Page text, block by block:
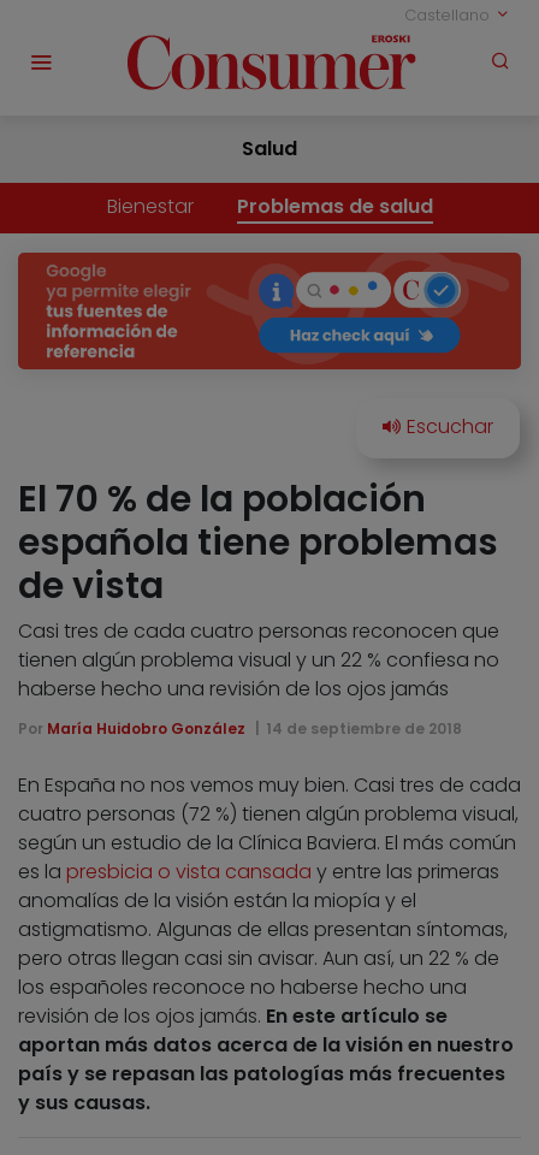
Castellano
Salud
Bienestar Problemas de salud
El 70 % de la población
española tiene problemas
de vista
Casi tres de cada cuatro personas reconocen que
tienen algún problema visual y un 22 % confiesa no
haberse hecho una revisión de los ojos jamás
Por María Huidobro González 14 de septiembre de 2018
En España no nos vemos muy bien. Casi tres de cada
cuatro personas (72 %) tienen algún problema visual,
según un estudio de la Clínica Baviera. El más común
es la presbicia o vista cansada y entre las primeras
anomalías de la visión están la miopía y el
astigmatismo. Algunas de ellas presentan síntomas,
pero otras llegan casi sin avisar. Aun así, un 22 % de
los españoles reconoce no haberse hecho una
revisión de los ojos jamás. En este artículo se
aportan más datos acerca de la visión en nuestro
país y se repasan las patologías más frecuentes
y sus causas.